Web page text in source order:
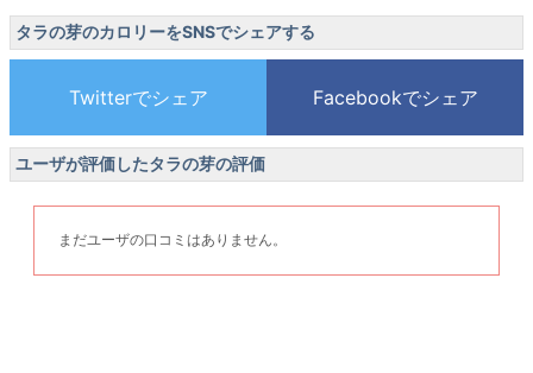
タラの芽のカロリーをSNSでシェアする
ユーザが評価したタラの芽の評価
まだユーザの口コミはありません。